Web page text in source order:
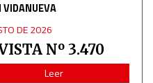
VIDANUEVA
DE 2026
Nº 3.470
Leer